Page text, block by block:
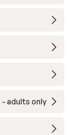
adults only